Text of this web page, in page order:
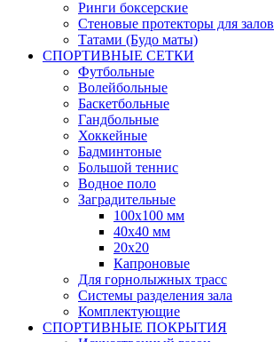
Ринги боксерские
Стеновые протекторы для залов
Татами (Будо маты)
СПОРТИВНЫЕ СЕТКИ
Футбольные
Волейбольные
Баскетбольные
Гандбольные
Хоккейные
Бадминтоные
Большой теннис
Водное поло
Заградительные
100х100 мм
40х40 мм
20х20
Капроновые
Для горнолыжных трасс
Системы разделения зала
Комплектующие
СПОРТИВНЫЕ ПОКРЫТИЯ